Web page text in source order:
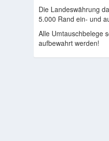
Die Landeswährung
5.000 Rand ein- und
Alle Umtauschbelege
aufbewahrt werden!